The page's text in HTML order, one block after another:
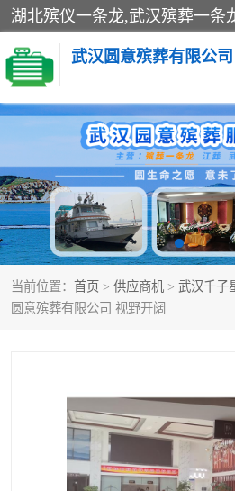
武汉圆意殡葬有限公司
当前位置： 首页 > 供应商机 > 武汉千子
圆意殡葬有限公司 视野开阔
殡葬一条龙服务
武汉锦辉天堂文化园
长乐园陵园
武汉市阳逻九龙宫陵园